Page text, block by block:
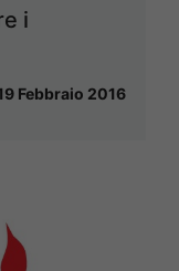
i
Febbraio 2016